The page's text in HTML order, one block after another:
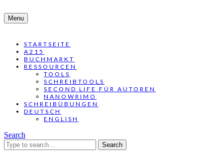
Menu
STARTSEITE
A215
BUCHMARKT
RESSOURCEN
TOOLS
SCHREIBTOOLS
SECOND LIFE FÜR AUTOREN
NANOWRIMO
SCHREIBÜBUNGEN
DEUTSCH
ENGLISH
Search
Search
for: